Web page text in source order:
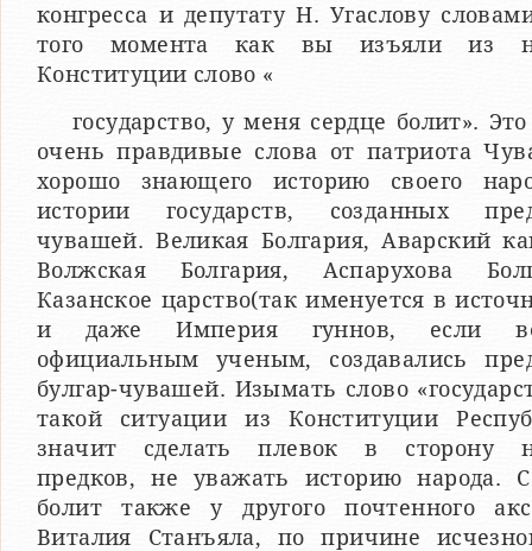
конгресса и депутату Н. Угаслову
того момента как вы изъяли из
Конституции слово «
государство, у меня сердце болит».
очень правдивые слова от патриота
хорошо знающего историю своего
истории государств, созданных
чувашей. Великая Болгария, Аварский
Волжская Болгария, Аспарухова
Казанское царство(так именуется в
и даже Империя гуннов, если
официальным ученым, создавались
булгар-чувашей. Изымать слово
такой ситуации из Конституции
значит сделать плевок в сторону
предков, не уважать историю народа.
болит также у другого почтенного
Виталия Станъяла, по причине